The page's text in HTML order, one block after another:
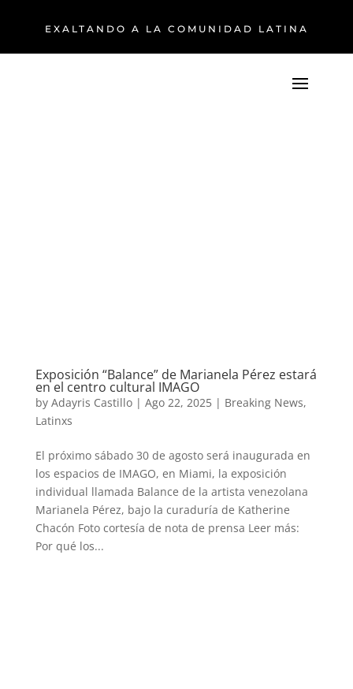
EXALTANDO A LA COMUNIDAD LATINA
Exposición “Balance” de Marianela Pérez estará
en el centro cultural IMAGO
by Adayris Castillo| Ago 22, 2025| Breaking News,
Latinxs
El próximo sábado 30 de agosto será inaugurada en
los espacios de IMAGO, en Miami, la exposición
individual llamada Balance de la artista venezolana
Marianela Pérez, bajo la curaduría de Katherine
Chacón Foto cortesía de nota de prensa Leer más:
Por qué los...